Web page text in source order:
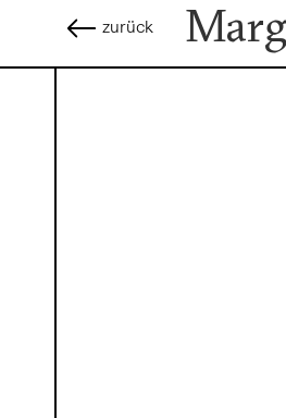
zurück